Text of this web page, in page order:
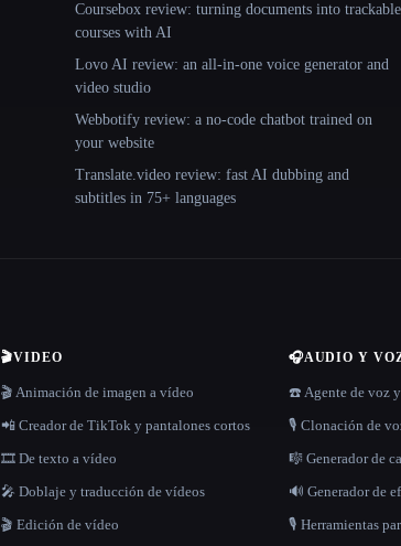
Coursebox review: turning documents into trackable
courses with AI
Lovo AI review: an all-in-one voice generator and
video studio
Webbotify review: a no-code chatbot trained on
your website
Translate.video review: fast AI dubbing and
subtitles in 75+ languages
🎬VIDEO
🎬 Animación de imagen a vídeo
📲 Creador de TikTok y pantalones cortos
🎞️ De texto a vídeo
🎤 Doblaje y traducción de vídeos
🎬 Edición de vídeo
🎧AUDIO Y
☎️ Agente de voz
🎙️ Clonación de
🎼 Generador de
🔊 Generador de
🎙️ Herramientas